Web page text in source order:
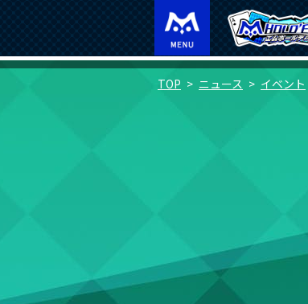
TOP ニュース イベント